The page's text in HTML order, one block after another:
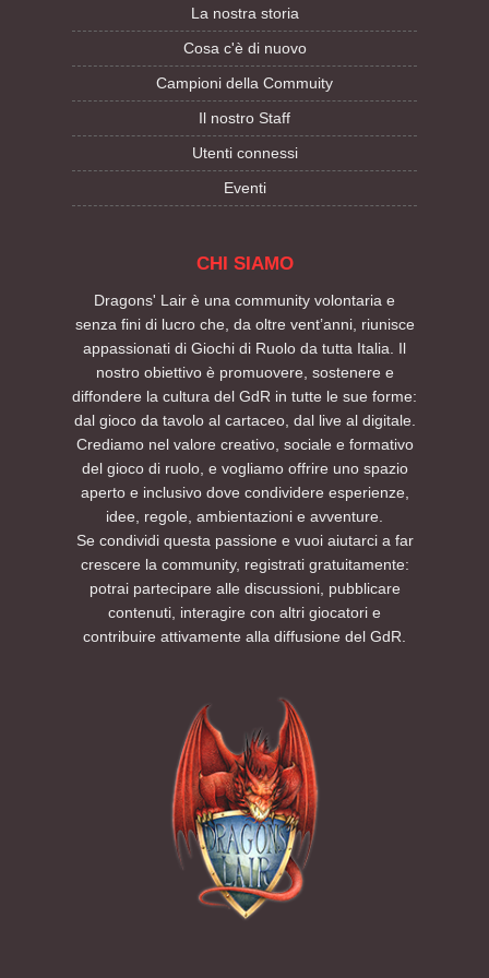
La nostra storia
Cosa c'è di nuovo
Campioni della Commuity
Il nostro Staff
Utenti connessi
Eventi
CHI SIAMO
Dragons' Lair è una community volontaria e
senza fini di lucro che, da oltre vent’anni, riunisce
appassionati di Giochi di Ruolo da tutta Italia. Il
nostro obiettivo è promuovere, sostenere e
diffondere la cultura del GdR in tutte le sue forme:
dal gioco da tavolo al cartaceo, dal live al digitale.
Crediamo nel valore creativo, sociale e formativo
del gioco di ruolo, e vogliamo offrire uno spazio
aperto e inclusivo dove condividere esperienze,
idee, regole, ambientazioni e avventure.
Se condividi questa passione e vuoi aiutarci a far
crescere la community, registrati gratuitamente:
potrai partecipare alle discussioni, pubblicare
contenuti, interagire con altri giocatori e
contribuire attivamente alla diffusione del GdR.